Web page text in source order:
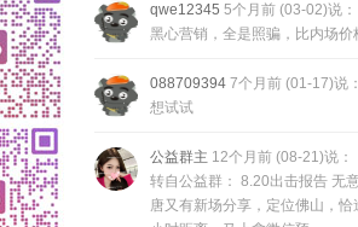
qwe12345 5个月前 (03-02)说：
黑心营销，全是照骗，比内场价
088709394 7个月前 (01-17)说：
想试试
公益群主 12个月前 (08-21)说：
转自公益群： 8.20出击报告 无
唐又有新场分享，定位佛山，